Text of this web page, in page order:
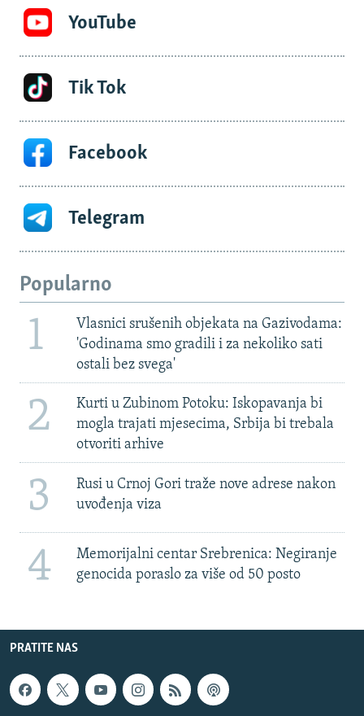
YouTube
Tik Tok
Facebook
Telegram
Popularno
1
Vlasnici srušenih objekata na Gazivodama:
'Godinama smo gradili i za nekoliko sati
ostali bez svega'
2
Kurti u Zubinom Potoku: Iskopavanja bi
mogla trajati mjesecima, Srbija bi trebala
otvoriti arhive
3
Rusi u Crnoj Gori traže nove adrese nakon
uvođenja viza
4
Memorijalni centar Srebrenica: Negiranje
genocida poraslo za više od 50 posto
PRATITE NAS